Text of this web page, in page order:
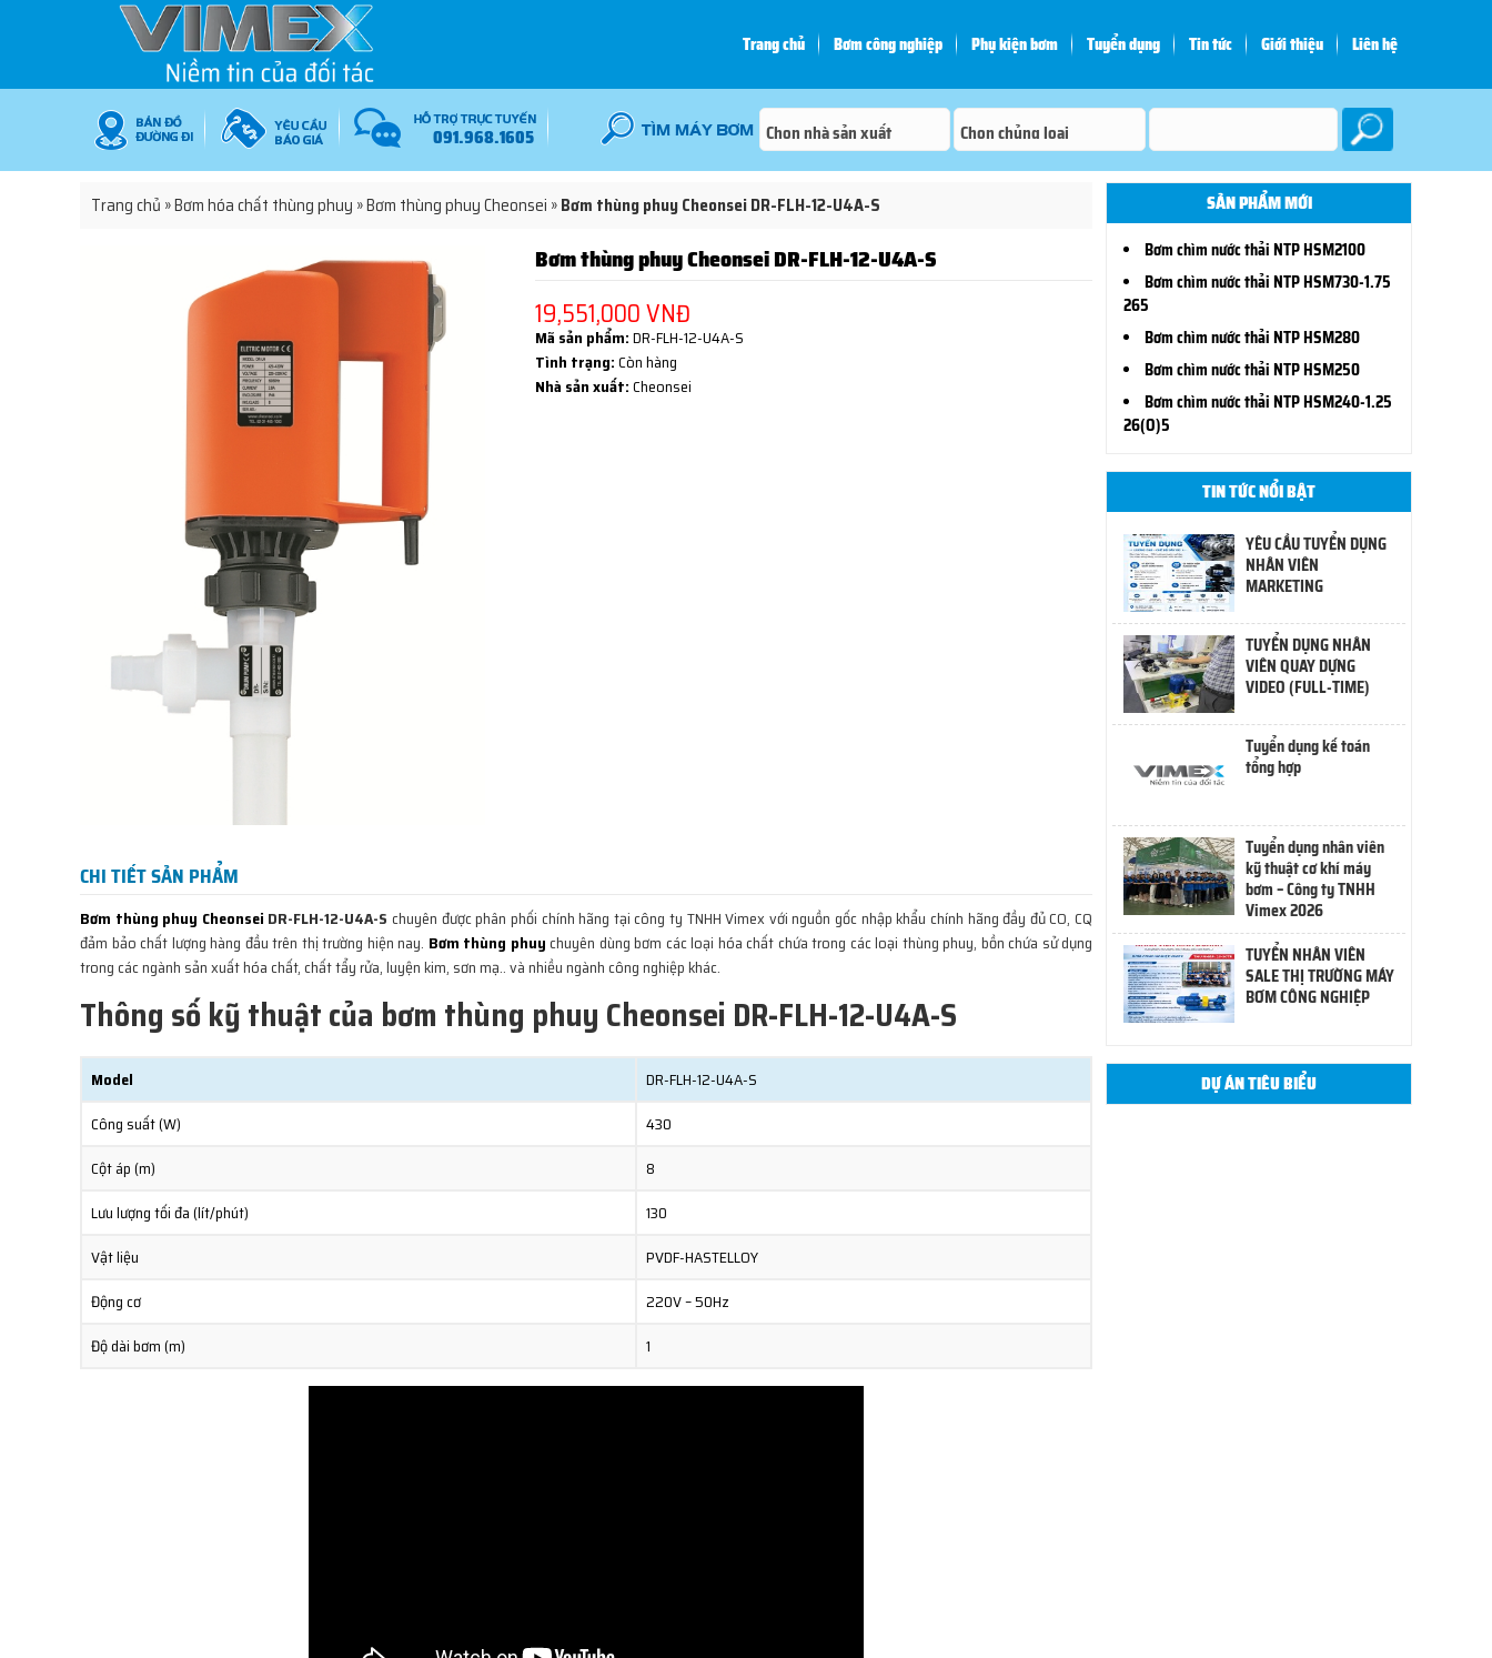
Trang chủ Bơm công nghiệp Phụ kiện bơm Tuyển dụng Tin tức Giới thiệu Liên hệ
091.968.1605
Trang chủ »Bơm hóa chất thùng phuy »Bơm thùng phuy Cheonsei »Bơm thùng phuy Cheonsei DR-FLH-12-U4A-S
Bơm thùng phuy Cheonsei DR-FLH-12-U4A-S
19,551,000 VNĐ
Mã sản phẩm:DR-FLH-12-U4A-S
Tình trạng:Còn hàng
Nhà sản xuất:Cheonsei
CHI TIẾT SẢN PHẨM
Bơm thùng phuy Cheonsei DR-FLH-12-U4A-S chuyên được phân phối chính hãng tại công ty TNHH Vimex với nguồn gốc nhập khẩu chính hãng đầy đủ CO, CQ
đảm bảo chất lượng hàng đầu trên thị trường hiện nay. Bơm thùng phuychuyên dùng bơm các loại hóa chất chứa trong các loại thùng phuy, bồn chứa sử dụng
trong các ngành sản xuất hóa chất, chất tẩy rửa, luyện kim, sơn mạ.. và nhiều ngành công nghiệp khác.
Thông số kỹ thuật của bơm thùng phuy Cheonsei DR-FLH-12-U4A-S
Model
DR-FLH-12-U4A-S
Công suất (W)
430
Cột áp (m)
8
Lưu lượng tối đa (lít/phút)
130
Vật liệu
PVDF-HASTELLOY
Động cơ
220V – 50Hz
Độ dài bơm (m)
1
SẢN PHẨM MỚI
Bơm chìm nước thải NTP HSM2100
Bơm chìm nước thải NTP HSM730-1.75
265
Bơm chìm nước thải NTP HSM280
Bơm chìm nước thải NTP HSM250
Bơm chìm nước thải NTP HSM240-1.25
26(O)5
TIN TỨC NỔI BẬT
YÊU CẦU TUYỂN DỤNG
NHÂN VIÊN
MARKETING
TUYỂN DỤNG NHÂN
VIÊN QUAY DỰNG
VIDEO (FULL-TIME)
Tuyển dụng kế toán
tổng hợp
Tuyển dụng nhân viên
kỹ thuật cơ khí máy
bơm – Công ty TNHH
Vimex 2026
TUYỂN NHÂN VIÊN
SALE THỊ TRƯỜNG MÁY
BƠM CÔNG NGHIỆP
DỰ ÁN TIÊU BIỂU